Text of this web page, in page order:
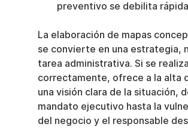
preventivo se debilita
La elaboración de mapas
se convierte en una estrategia,
tarea administrativa. Si se realiza
correctamente, ofrece a la alta
una visión clara de la situación,
mandato ejecutivo hasta la
del negocio y el responsable